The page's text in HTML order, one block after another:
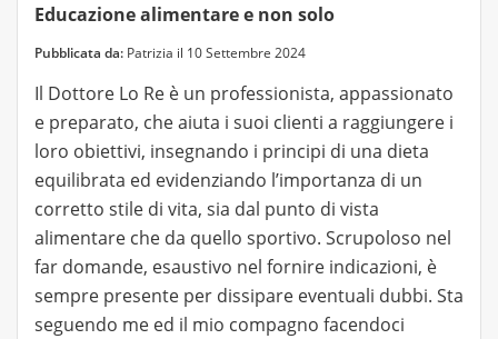
Educazione alimentare e non solo
Pubblicata da: Patrizia il 10 Settembre 2024
Il Dottore Lo Re è un professionista, appassionato
e preparato, che aiuta i suoi clienti a raggiungere i
loro obiettivi, insegnando i principi di una dieta
equilibrata ed evidenziando l’importanza di un
corretto stile di vita, sia dal punto di vista
alimentare che da quello sportivo. Scrupoloso nel
far domande, esaustivo nel fornire indicazioni, è
sempre presente per dissipare eventuali dubbi. Sta
seguendo me ed il mio compagno facendoci